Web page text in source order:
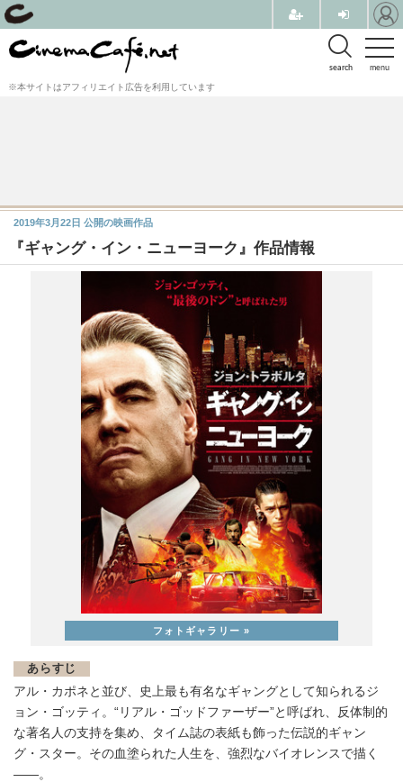
menu
search
※本サイトはアフィリエイト広告を利用しています
『ギャング・イン・ニューヨーク』作品情報
2019年3月22日 公開の映画作品
あらすじ
アル・カポネと並び、史上最も有名なギャングとして知られるジ
ョン・ゴッティ。“リアル・ゴッドファーザー”と呼ばれ、反体制的
な著名人の支持を集め、タイム誌の表紙も飾った伝説的ギャン
グ・スター。その血塗られた人生を、強烈なバイオレンスで描く
――。